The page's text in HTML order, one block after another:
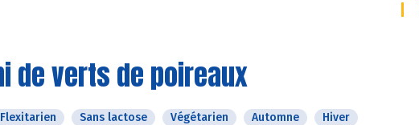
de verts de poireaux
Flexitarien Sans lactose Végétarien Automne Hiver